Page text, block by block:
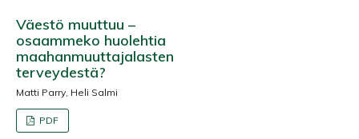
Väestö muuttuu –
osaammeko huolehtia
maahanmuuttajalasten
terveydestä?
Matti Parry, Heli Salmi
PDF